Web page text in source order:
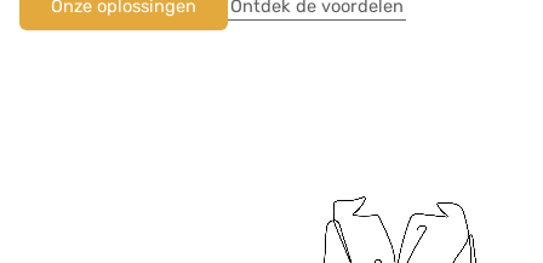
Onze oplossingen Ontdek de voordelen